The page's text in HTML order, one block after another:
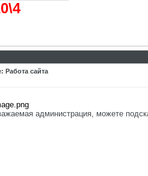
Работа сайта
администрация, можете